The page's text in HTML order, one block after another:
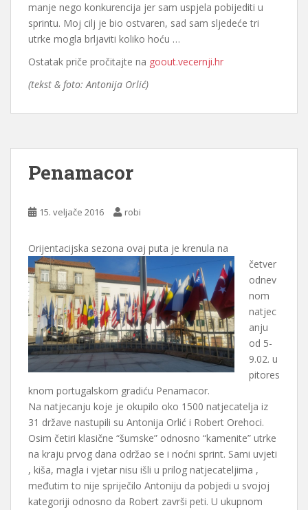
manje nego konkurencija jer sam uspjela pobijediti u
sprintu. Moj cilj je bio ostvaren, sad sam sljedeće tri
utrke mogla brljaviti koliko hoću …
Ostatak priče pročitajte na goout.vecernji.hr
(tekst & foto: Antonija Orlić)
Penamacor
15. veljače 2016 robi
Orijentacijska sezona ovaj puta je krenula na
četver
odnev
nom
natjec
anju
od 5-
9.02. u
pitores
knom portugalskom gradiću Penamacor.
Na natjecanju koje je okupilo oko 1500 natjecatelja iz
31 države nastupili su Antonija Orlić i Robert Orehoci.
Osim četiri klasične “šumske” odnosno “kamenite” utrke
na kraju prvog dana održao se i noćni sprint. Sami uvjeti
, kiša, magla i vjetar nisu išli u prilog natjecateljima ,
međutim to nije spriječilo Antoniju da pobjedi u svojoj
kategoriji odnosno da Robert završi peti. U ukupnom